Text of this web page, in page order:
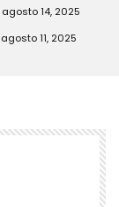
agosto 14, 2025
agosto 11, 2025